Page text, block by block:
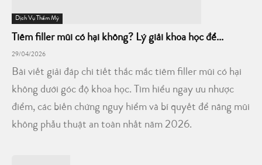
Dịch Vụ Thẩm Mỹ
Tiêm filler mũi có hại không? Lý giải khoa học để...
29/04/2026
Bài viết giải đáp chi tiết thắc mắc tiêm filler mũi có hại
không dưới góc độ khoa học. Tìm hiểu ngay ưu nhược
điểm, các biến chứng nguy hiểm và bí quyết để nâng mũi
không phẫu thuật an toàn nhất năm 2026.